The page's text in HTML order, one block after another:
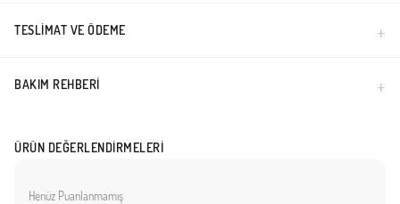
TESLIMAT VE ÖDEME
BAKIM REHBERI
ÜRÜN DEĞERLENDIRMELERI
Henüz Puanlanmamış